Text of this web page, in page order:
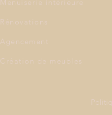
Menuiserie intérieure
Rénovations
Agencement
Création de meubles